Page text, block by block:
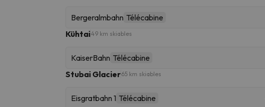
Bergeralmbahn Télécabine
Kühtai49 km skiables
KaiserBahn Télécabine
Stubai Glacier65 km skiables
Eisgratbahn 1 Télécabine